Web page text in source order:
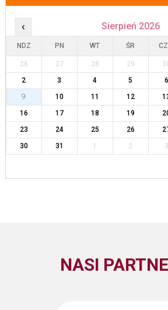
‹ Sierpień 2026
NDZ PN WT ŚR
26 27 28 29
2
3 4 5 6
9
10 11 12
16
17 18 19
23
24 25 26
30
31 1 2 3
NASI